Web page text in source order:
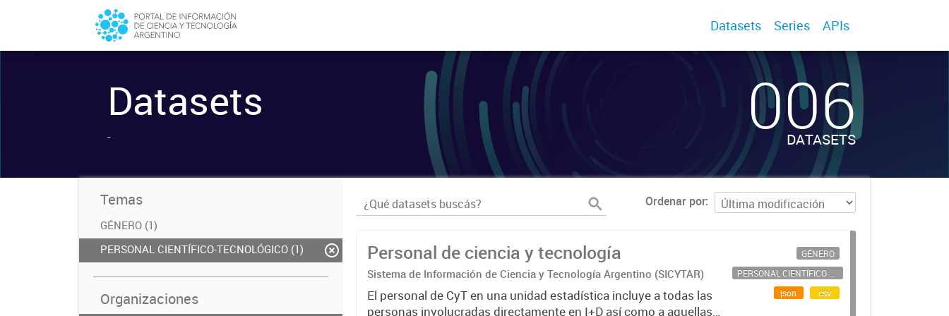
Datasets Series APIs
Datasets
- 006
DATASETS
Temas
GÉNERO (1)
PERSONAL CIENTÍFICO-TECNOLÓGICO (1)
Organizaciones
Ordenar por
Personal de ciencia y tecnología
Sistema de Información de Ciencia y Tecnología Argentino (SICYTAR)
El personal de CyT en una unidad estadística incluye a todas las
personas involucradas directamente en I+D así como a aquellas
GÉNERO
PERSONAL CIENTÍFICO-TECNOLÓGICO
json
csv